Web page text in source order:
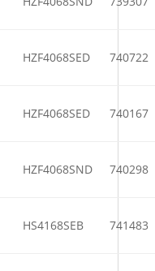
HZF4068SED 740722
HZF4068SED 740167
HZF4068SND 740298
HS4168SEB 741483